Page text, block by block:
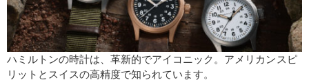
ハミルトンの時計は、革新的でアイコニック。アメリカンスピ
リットとスイスの高精度で知られています。